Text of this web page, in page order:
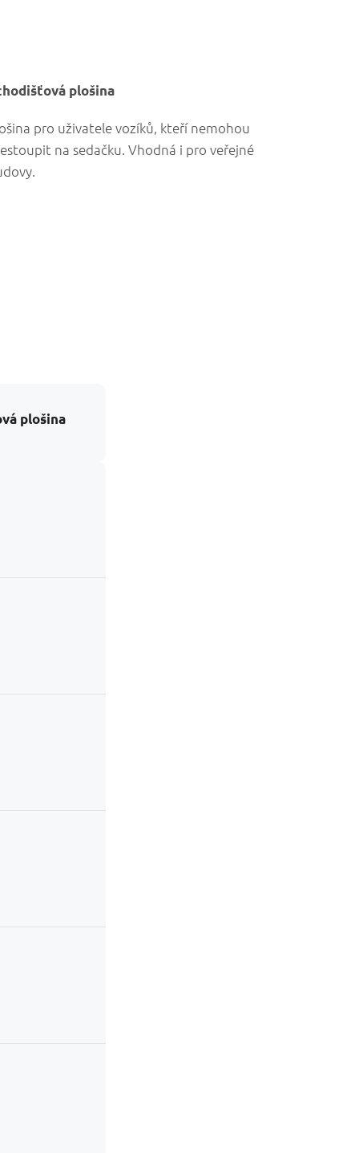
plošina
pro uživatele vozíků, kteří nemohou
na sedačku. Vhodná i pro veřejné
plošina